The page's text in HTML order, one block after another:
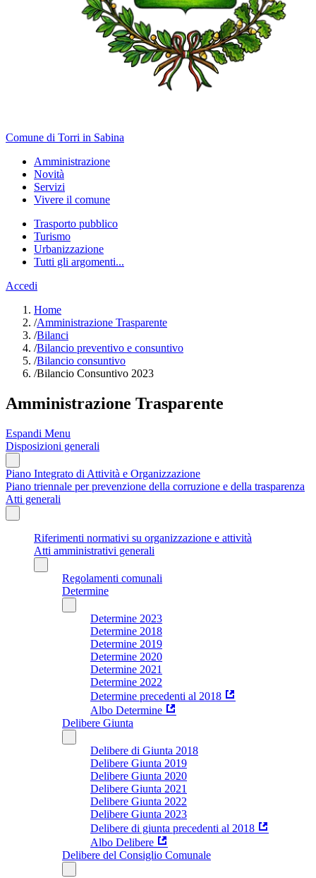
Comune di Torri in Sabina
Amministrazione
Novità
Servizi
Vivere il comune
Trasporto pubblico
Turismo
Urbanizzazione
Tutti gli argomenti...
Accedi
Home
/Amministrazione Trasparente
/Bilanci
/Bilancio preventivo e consuntivo
/Bilancio consuntivo
/Bilancio Consuntivo 2023
Amministrazione Trasparente
Espandi Menu
Disposizioni generali
Piano Integrato di Attività e Organizzazione
Piano triennale per prevenzione della corruzione e della trasparenza
Atti generali
Riferimenti normativi su organizzazione e attività
Atti amministrativi generali
Regolamenti comunali
Determine
Determine 2023
Determine 2018
Determine 2019
Determine 2020
Determine 2021
Determine 2022
Determine precedenti al 2018
Albo Determine
Delibere Giunta
Delibere di Giunta 2018
Delibere Giunta 2019
Delibere Giunta 2020
Delibere Giunta 2021
Delibere Giunta 2022
Delibere Giunta 2023
Delibere di giunta precedenti al 2018
Albo Delibere
Delibere del Consiglio Comunale